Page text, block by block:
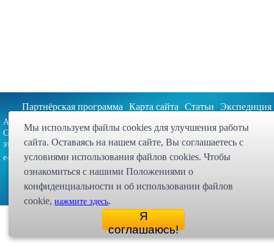
Мы используем файлы cookies для улучшения работы
сайта. Оставаясь на нашем сайте, Bы соглашаетесь с
условиями использования файлов cookies. Чтобы
ознакомиться с нашими Положениями о
конфиденциальности и об использовании файлов
cookie,нажмите здесь.
Я
соглашаюсь!
Партнёрская программа Карта сайта Статьи Экспедиция
Адрес: 107023, г. Москва, ул. Малая
Семёновская, д. 3А, стр. 1, 5-й
этаж, офис 513
e-mail:
zakaz@dessy.ru
Интернет магазин
© 1998 - 2026